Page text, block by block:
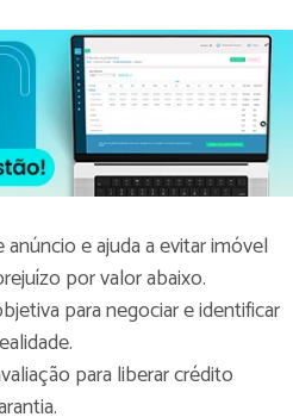
e ajuda a evitar imóvel
por valor abaixo.
para negociar e identificar
para liberar crédito